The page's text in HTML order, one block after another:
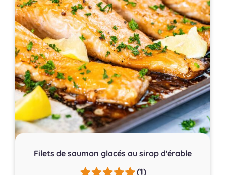
Filets de saumon glacés au sirop d'érable
(1)